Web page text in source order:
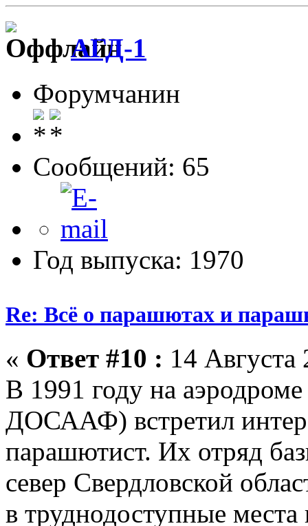
АГД-1
Форумчанин
Сообщений: 65
Год выпуска: 1970
Re: Всё о парашютах и
« Ответ #10 : 14
В 1991 году на
ДОСААФ) встретил
парашютист. Их отряд
север Свердловской
в труднодоступные места